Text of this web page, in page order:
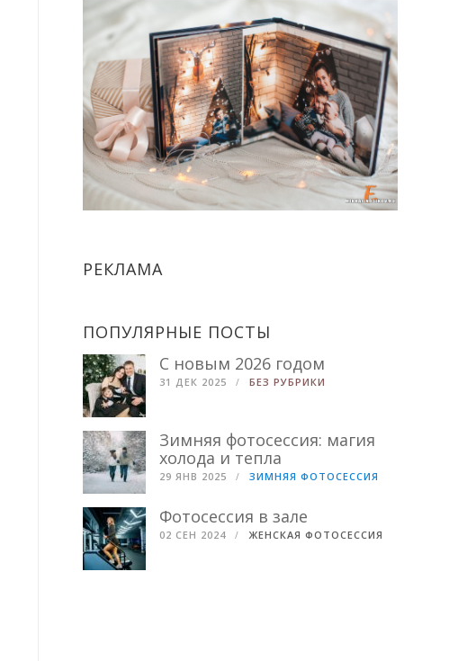
РЕКЛАМА
ПОПУЛЯРНЫЕ ПОСТЫ
С новым 2026 годом
31 ДЕК 2025 БЕЗ РУБРИКИ
Зимняя фотосессия: магия
холода и тепла
29 ЯНВ 2025 ЗИМНЯЯ ФОТОСЕССИЯ
Фотосессия в зале
02 СЕН 2024 ЖЕНСКАЯ ФОТОСЕССИЯ